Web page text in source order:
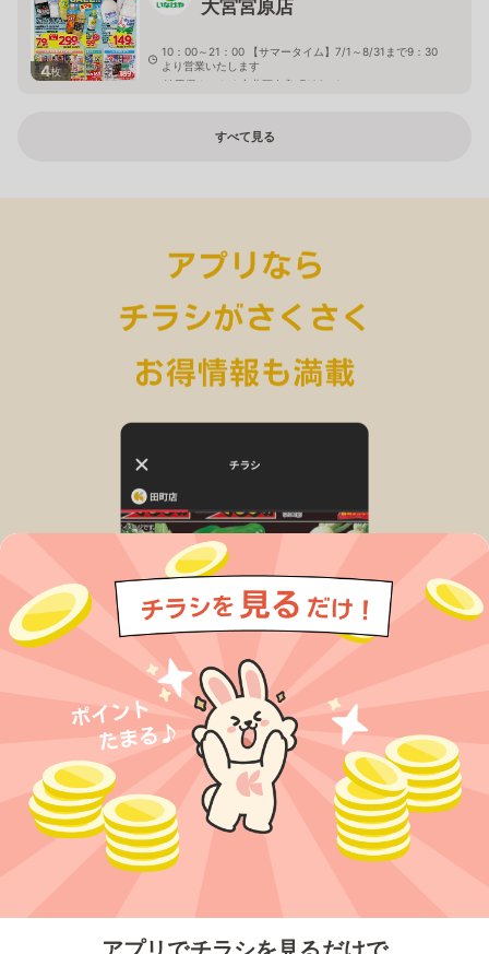
4枚
大宮宮原店
10：00～21：00 【サマータイム】7/1～8/31まで9：30
より営業いたします
埼玉県さいたま市北区奈良町106－1
すべて見る